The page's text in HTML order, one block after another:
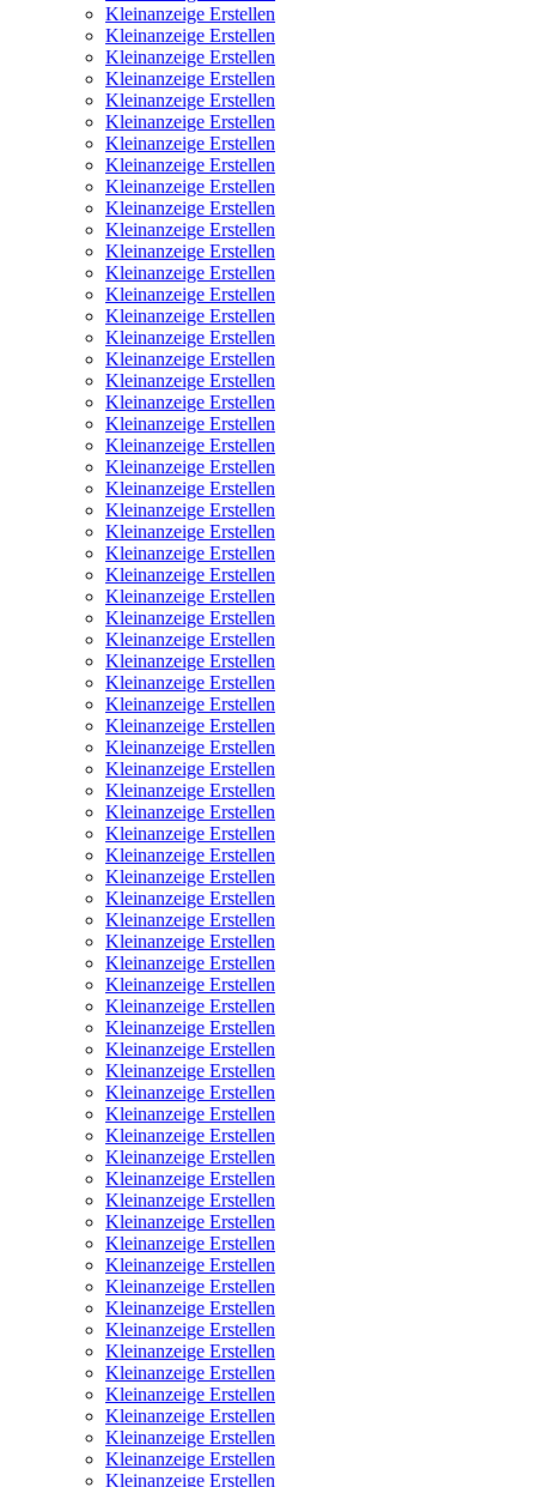
Kleinanzeige Erstellen
Kleinanzeige Erstellen
Kleinanzeige Erstellen
Kleinanzeige Erstellen
Kleinanzeige Erstellen
Kleinanzeige Erstellen
Kleinanzeige Erstellen
Kleinanzeige Erstellen
Kleinanzeige Erstellen
Kleinanzeige Erstellen
Kleinanzeige Erstellen
Kleinanzeige Erstellen
Kleinanzeige Erstellen
Kleinanzeige Erstellen
Kleinanzeige Erstellen
Kleinanzeige Erstellen
Kleinanzeige Erstellen
Kleinanzeige Erstellen
Kleinanzeige Erstellen
Kleinanzeige Erstellen
Kleinanzeige Erstellen
Kleinanzeige Erstellen
Kleinanzeige Erstellen
Kleinanzeige Erstellen
Kleinanzeige Erstellen
Kleinanzeige Erstellen
Kleinanzeige Erstellen
Kleinanzeige Erstellen
Kleinanzeige Erstellen
Kleinanzeige Erstellen
Kleinanzeige Erstellen
Kleinanzeige Erstellen
Kleinanzeige Erstellen
Kleinanzeige Erstellen
Kleinanzeige Erstellen
Kleinanzeige Erstellen
Kleinanzeige Erstellen
Kleinanzeige Erstellen
Kleinanzeige Erstellen
Kleinanzeige Erstellen
Kleinanzeige Erstellen
Kleinanzeige Erstellen
Kleinanzeige Erstellen
Kleinanzeige Erstellen
Kleinanzeige Erstellen
Kleinanzeige Erstellen
Kleinanzeige Erstellen
Kleinanzeige Erstellen
Kleinanzeige Erstellen
Kleinanzeige Erstellen
Kleinanzeige Erstellen
Kleinanzeige Erstellen
Kleinanzeige Erstellen
Kleinanzeige Erstellen
Kleinanzeige Erstellen
Kleinanzeige Erstellen
Kleinanzeige Erstellen
Kleinanzeige Erstellen
Kleinanzeige Erstellen
Kleinanzeige Erstellen
Kleinanzeige Erstellen
Kleinanzeige Erstellen
Kleinanzeige Erstellen
Kleinanzeige Erstellen
Kleinanzeige Erstellen
Kleinanzeige Erstellen
Kleinanzeige Erstellen
Kleinanzeige Erstellen
Kleinanzeige Erstellen